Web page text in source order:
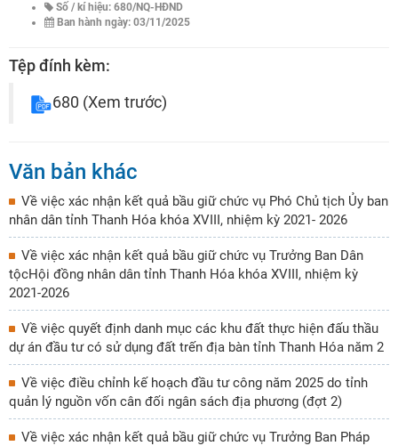
Số / kí hiệu: 680/NQ-HĐND
Ban hành ngày: 03/11/2025
Tệp đính kèm:
680 (Xem trước)
Văn bản khác
Về việc xác nhận kết quả bầu giữ chức vụ Phó Chủ tịch Ủy ban
nhân dân tỉnh Thanh Hóa khóa XVIII, nhiệm kỳ 2021- 2026
Về việc xác nhận kết quả bầu giữ chức vụ Trưởng Ban Dân
tộcHội đồng nhân dân tỉnh Thanh Hóa khóa XVIII, nhiệm kỳ
2021-2026
Về việc quyết định danh mục các khu đất thực hiện đấu thầu
dự án đầu tư có sử dụng đất trến địa bàn tỉnh Thanh Hóa năm 2
Về việc điều chỉnh kế hoạch đầu tư công năm 2025 do tỉnh
quản lý nguồn vốn cân đối ngân sách địa phương (đợt 2)
Về việc xác nhận kết quả bầu giữ chức vụ Trưởng Ban Pháp